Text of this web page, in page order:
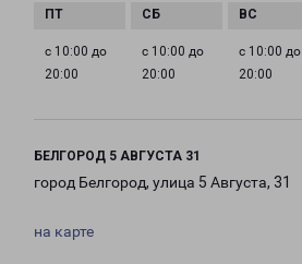
с 10:00 до
20:00
с 10:00 до
20:00
с 10:00 до
20:00
БЕЛГОРОД 5 АВГУСТА 31
город Белгород, улица 5 Августа, 31
на карте